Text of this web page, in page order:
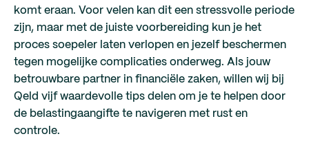
komt eraan. Voor velen kan dit een stressvolle periode
zijn, maar met de juiste voorbereiding kun je het
proces soepeler laten verlopen en jezelf beschermen
tegen mogelijke complicaties onderweg. Als jouw
betrouwbare partner in financiële zaken, willen wij bij
Qeld vijf waardevolle tips delen om je te helpen door
de belastingaangifte te navigeren met rust en
controle.